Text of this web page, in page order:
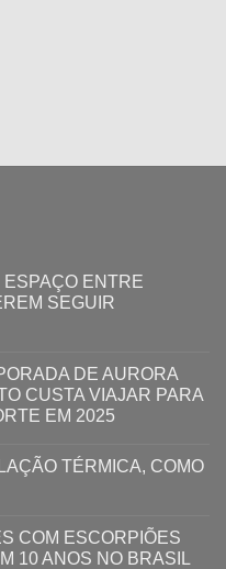
ENTRE
SEGUIR
DE AURORA
CUSTA VIAJAR PARA
EM 2025
TÉRMICA, COMO
COM ESCORPIÕES
10 ANOS NO BRASIL